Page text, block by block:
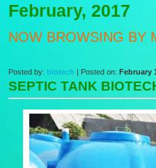
February, 2017
NOW BROWSING BY
Posted by: biotech | Posted on: February
SEPTIC TANK